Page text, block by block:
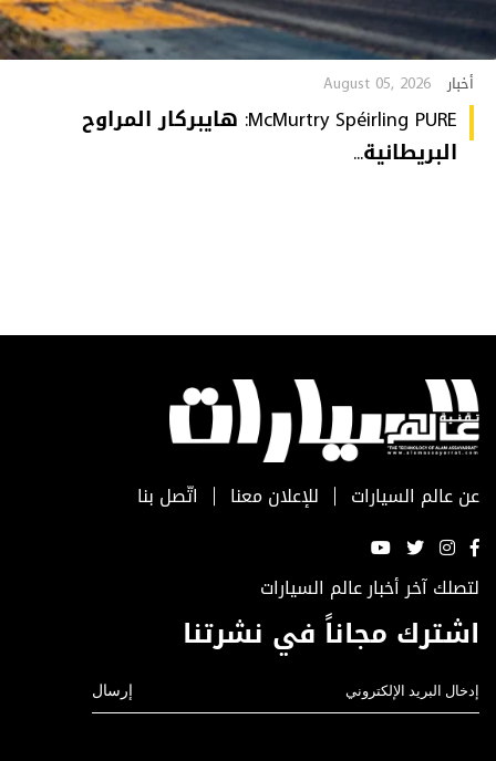
أخبار August 05, 2026
McMurtry Spéirling PURE: هايبركار المراوح
البريطانية...
عن عالم السيارات للإعلان معنا اتّصل بنا
لتصلك آخر أخبار عالم السيارات
اشترك مجاناً في نشرتنا